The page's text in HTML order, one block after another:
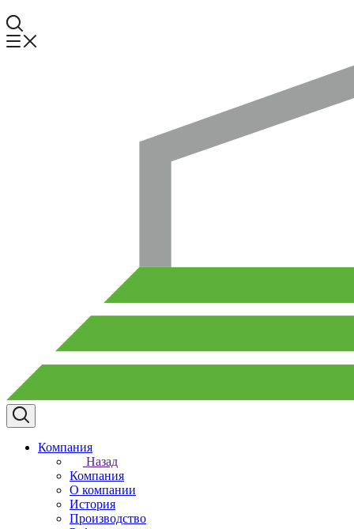
Компания
Назад
Компания
О компании
История
Производство